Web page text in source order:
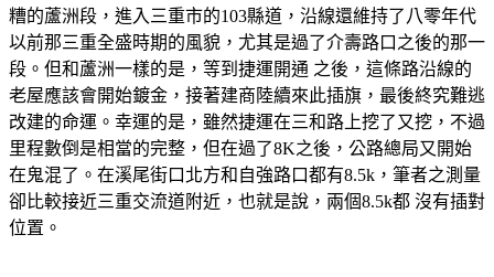
糟的蘆洲段，進入三重市的103縣道，沿線還維持了八零年代
以前那三重全盛時期的風貌，尤其是過了介壽路口之後的那一
段。但和蘆洲一樣的是，等到捷運開通 之後，這條路沿線的
老屋應該會開始鍍金，接著建商陸續來此插旗，最後終究難逃
改建的命運。幸運的是，雖然捷運在三和路上挖了又挖，不過
里程數倒是相當的完整，但在過了8K之後，公路總局又開始
在鬼混了。在溪尾街口北方和自強路口都有8.5k，筆者之測量
卻比較接近三重交流道附近，也就是說，兩個8.5k都 沒有插對
位置。